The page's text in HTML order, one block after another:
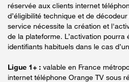
réservée aux clients internet
d’éligibilité technique et de
service nécessite la création et
de la plateforme. L’activation
identifiants habituels dans le cas
Ligue 1+ : valable en France
internet téléphone Orange TV sous